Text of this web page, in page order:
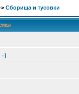
> Сборища и тусовки